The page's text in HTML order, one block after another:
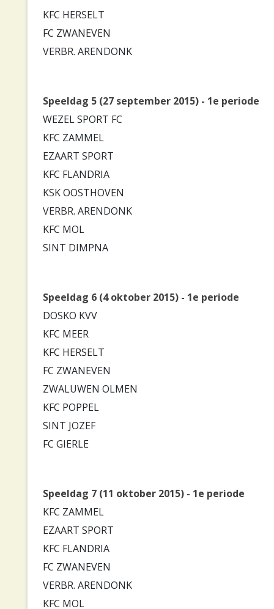
KFC HERSELT
FC ZWANEVEN
VERBR. ARENDONK
Speeldag 5 (27 september 2015) - 1e periode
WEZEL SPORT FC
KFC ZAMMEL
EZAART SPORT
KFC FLANDRIA
KSK OOSTHOVEN
VERBR. ARENDONK
KFC MOL
SINT DIMPNA
Speeldag 6 (4 oktober 2015) - 1e periode
DOSKO KVV
KFC MEER
KFC HERSELT
FC ZWANEVEN
ZWALUWEN OLMEN
KFC POPPEL
SINT JOZEF
FC GIERLE
Speeldag 7 (11 oktober 2015) - 1e periode
KFC ZAMMEL
EZAART SPORT
KFC FLANDRIA
FC ZWANEVEN
VERBR. ARENDONK
KFC MOL